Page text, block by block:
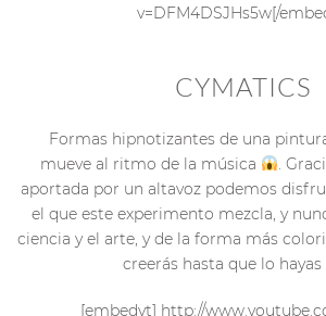
v=DFM4DSJHs5w[/
CYMATICS
Formas hipnotizantes de una
mueve al ritmo de la música
.
aportada por un altavoz podemos
el que este experimento mezcla, y
ciencia y el arte, y de la forma más
creerás hasta que lo hayas
[embedyt] http://